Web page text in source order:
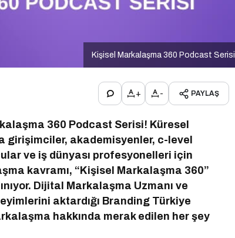
Kişisel Markalaşma 360 Podcast Serisi
+ - PAYLAŞ
360 Podcast Serisi! Küresel
akademisyenler, c-level
ve iş dünyası profesyonelleri için
kavramı, “Kişisel Markalaşma 360”
Dijital Markalaşma Uzmanı ve
aktardığı Branding Türkiye
hakkında merak edilen her şey